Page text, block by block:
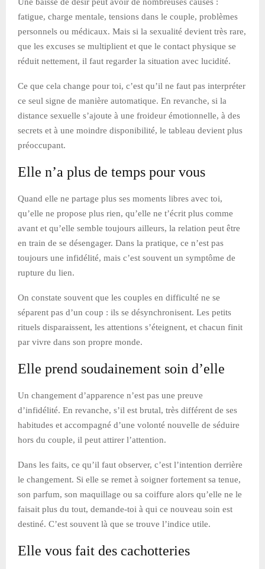
fatigue, charge mentale, tensions dans le couple, problèmes
personnels ou médicaux. Mais si la sexualité devient très rare,
que les excuses se multiplient et que le contact physique se
réduit nettement, il faut regarder la situation avec lucidité.
Ce que cela change pour toi, c’est qu’il ne faut pas interpréter
ce seul signe de manière automatique. En revanche, si la
distance sexuelle s’ajoute à une froideur émotionnelle, à des
secrets et à une moindre disponibilité, le tableau devient plus
préoccupant.
Elle n’a plus de temps pour vous
Quand elle ne partage plus ses moments libres avec toi,
qu’elle ne propose plus rien, qu’elle ne t’écrit plus comme
avant et qu’elle semble toujours ailleurs, la relation peut être
en train de se désengager. Dans la pratique, ce n’est pas
toujours une infidélité, mais c’est souvent un symptôme de
rupture du lien.
On constate souvent que les couples en difficulté ne se
séparent pas d’un coup : ils se désynchronisent. Les petits
rituels disparaissent, les attentions s’éteignent, et chacun finit
par vivre dans son propre monde.
Elle prend soudainement soin d’elle
Un changement d’apparence n’est pas une preuve
d’infidélité. En revanche, s’il est brutal, très différent de ses
habitudes et accompagné d’une volonté nouvelle de séduire
hors du couple, il peut attirer l’attention.
Dans les faits, ce qu’il faut observer, c’est l’intention derrière
le changement. Si elle se remet à soigner fortement sa tenue,
son parfum, son maquillage ou sa coiffure alors qu’elle ne le
faisait plus du tout, demande-toi à qui ce nouveau soin est
destiné. C’est souvent là que se trouve l’indice utile.
Elle vous fait des cachotteries